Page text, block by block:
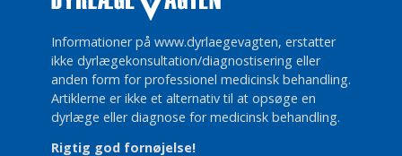
Informationer på www.dyrlaegevagten, erstatter
ikke dyrlægekonsultation/diagnostisering eller
anden form for professionel medicinsk behandling.
Artiklerne er ikke et alternativ til at opsøge en
dyrlæge eller diagnose for medicinsk behandling.
Rigtig god fornøjelse!